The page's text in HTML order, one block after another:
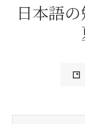
日本語